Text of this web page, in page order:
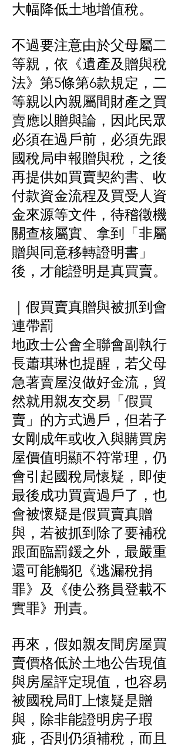
大幅降低土地增值稅。
不過要注意由於父母屬二
等親，依《遺產及贈與稅
法》第5條第6款規定，二
等親以內親屬間財產之買
賣應以贈與論，因此民眾
必須在過戶前，必須先跟
國稅局申報贈與稅，之後
再提供如買賣契約書、收
付款資金流程及買受人資
金來源等文件，待稽徵機
關查核屬實、拿到「非屬
贈與同意移轉證明書」
後，才能證明是真買賣。
｜假買賣真贈與被抓到會
連帶罰
地政士公會全聯會副執行
長蕭琪琳也提醒，若父母
急著賣屋沒做好金流，貿
然就用親友交易「假買
賣」的方式過戶，但若子
女剛成年或收入與購買房
屋價值明顯不符常理，仍
會引起國稅局懷疑，即使
最後成功買賣過戶了，也
會被懷疑是假買賣真贈
與，若被抓到除了要補稅
跟面臨罰鍰之外，最嚴重
還可能觸犯《逃漏稅捐
罪》及《使公務員登載不
實罪》刑責。
再來，假如親友間房屋買
賣價格低於土地公告現值
與房屋評定現值，也容易
被國稅局盯上懷疑是贈
與，除非能證明房子瑕
疵，否則仍須補稅，而且